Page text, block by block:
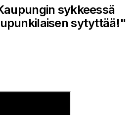
sykkeessä
sytyttää!"